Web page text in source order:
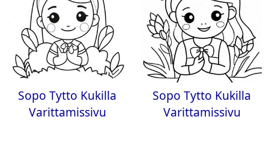
Sopo Tytto Kukilla
Varittamissivu
Sopo Tytto Kukilla
Varittamissivu